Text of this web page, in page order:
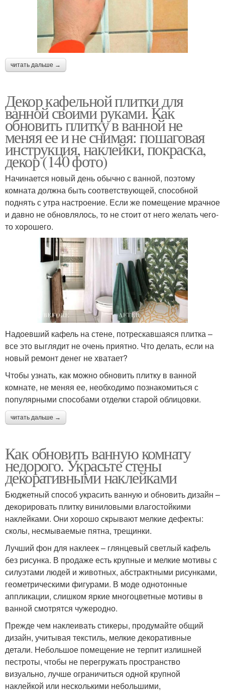
читать дальше →
Декор кафельной плитки для
ванной своими руками. Как
обновить плитку в ванной не
меняя ее и не снимая: пошаговая
инструкция, наклейки, покраска,
декор (140 фото)
Начинается новый день обычно с ванной, поэтому
комната должна быть соответствующей, способной
поднять с утра настроение. Если же помещение мрачное
и давно не обновлялось, то не стоит от него желать чего-
то хорошего.
Надоевший кафель на стене, потрескавшаяся плитка –
все это выглядит не очень приятно. Что делать, если на
новый ремонт денег не хватает?
Чтобы узнать, как можно обновить плитку в ванной
комнате, не меняя ее, необходимо познакомиться с
популярными способами отделки старой облицовки.
читать дальше →
Как обновить ванную комнату
недорого. Украсьте стены
декоративными наклейками
Бюджетный способ украсить ванную и обновить дизайн –
декорировать плитку виниловыми влагостойкими
наклейками. Они хорошо скрывают мелкие дефекты:
сколы, несмываемые пятна, трещинки.
Лучший фон для наклеек – глянцевый светлый кафель
без рисунка. В продаже есть крупные и мелкие мотивы с
силуэтами людей и животных, абстрактными рисунками,
геометрическими фигурами. В моде однотонные
аппликации, слишком яркие многоцветные мотивы в
ванной смотрятся чужеродно.
Прежде чем наклеивать стикеры, продумайте общий
дизайн, учитывая текстиль, мелкие декоративные
детали. Небольшое помещение не терпит излишней
пестроты, чтобы не перегружать пространство
визуально, лучше ограничиться одной крупной
наклейкой или несколькими небольшими,